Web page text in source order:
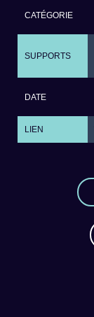
CATÉGORIE
SUPPORTS
DATE
LIEN